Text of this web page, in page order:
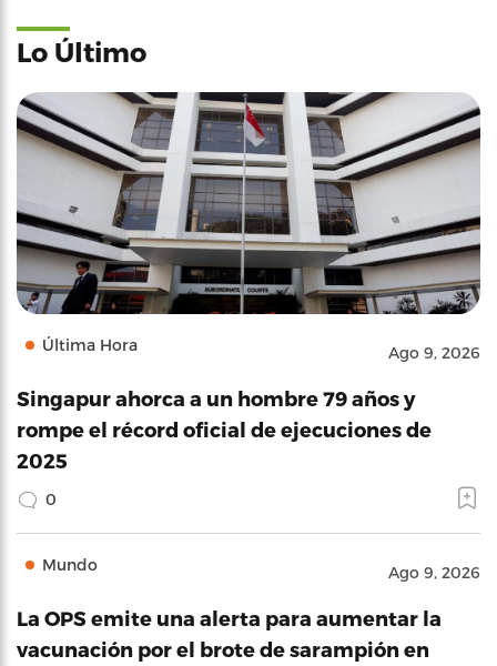
Lo Último
Última Hora Ago 9, 2026
Singapur ahorca a un hombre 79 años y
rompe el récord oficial de ejecuciones de
2025
0
Mundo Ago 9, 2026
La OPS emite una alerta para aumentar la
vacunación por el brote de sarampión en